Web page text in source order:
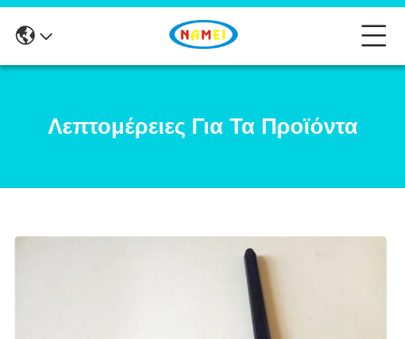
Λεπτομέρειες Για Τα Προϊόντα